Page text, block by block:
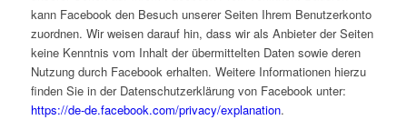
kann Facebook den Besuch unserer Seiten Ihrem Benutzerkonto
zuordnen. Wir weisen darauf hin, dass wir als Anbieter der Seiten
keine Kenntnis vom Inhalt der übermittelten Daten sowie deren
Nutzung durch Facebook erhalten. Weitere Informationen hierzu
finden Sie in der Datenschutzerklärung von Facebook unter:
https://de-de.facebook.com/privacy/explanation.